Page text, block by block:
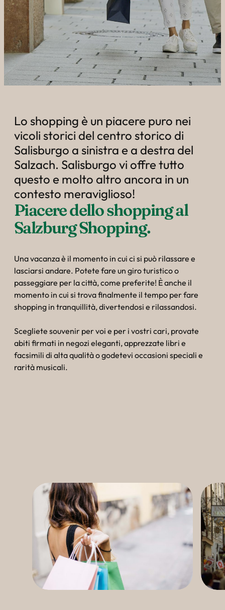
----
----
----
----
Lo shopping è un piacere puro nei
vicoli storici del centro storico di
Salisburgo a sinistra e a destra del
Salzach. Salisburgo vi offre tutto
questo e molto altro ancora in un
contesto meraviglioso!
Piacere dello shopping al
Salzburg Shopping.
Una vacanza è il momento in cui ci si può rilassare e
lasciarsi andare. Potete fare un giro turistico o
passeggiare per la città, come preferite! È anche il
momento in cui si trova finalmente il tempo per fare
shopping in tranquillità, divertendosi e rilassandosi.
Scegliete souvenir per voi e per i vostri cari, provate
abiti firmati in negozi eleganti, apprezzate libri e
facsimili di alta qualità o godetevi occasioni speciali e
rarità musicali.